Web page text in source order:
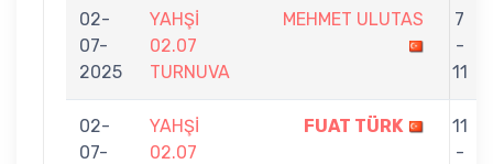
02-
07-
2025
YAHŞİ
02.07
TURNUVA
MEHMET ULUTAS
7
-
11
02-
07-
YAHŞİ
02.07
FUAT TÜRK
11
-